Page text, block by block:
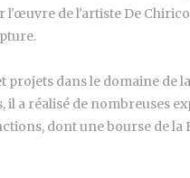
de l'artiste De
dans le domaine de
a réalisé de nombreuses
dont une bourse de la